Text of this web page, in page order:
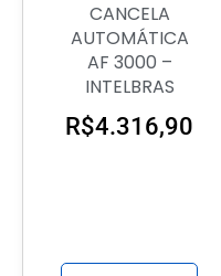
CANCELA
AUTOMÁTICA
AF 3000 –
INTELBRAS
R$4.316,90